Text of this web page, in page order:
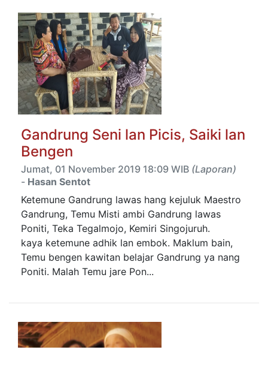
Gandrung Seni lan Picis, Saiki lan
Bengen
Jumat, 01 November 2019 18:09 WIB (Laporan)
- Hasan Sentot
Ketemune Gandrung lawas hang kejuluk Maestro
Gandrung, Temu Misti ambi Gandrung lawas
Poniti, Teka Tegalmojo, Kemiri Singojuruh.
kaya ketemune adhik lan embok. Maklum bain,
Temu bengen kawitan belajar Gandrung ya nang
Poniti. Malah Temu jare Pon...